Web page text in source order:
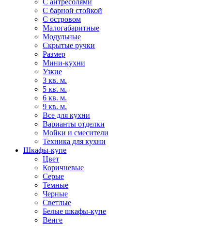
С антресолями
С барной стойкой
С островом
Малогабаритные
Модульные
Скрытые ручки
Размер
Мини-кухни
Узкие
3 кв. м.
5 кв. м.
6 кв. м.
9 кв. м.
Все для кухни
Варианты отделки
Мойки и смесители
Техника для кухни
Шкафы-купе
Цвет
Коричневые
Серые
Темные
Черные
Светлые
Белые шкафы-купе
Венге